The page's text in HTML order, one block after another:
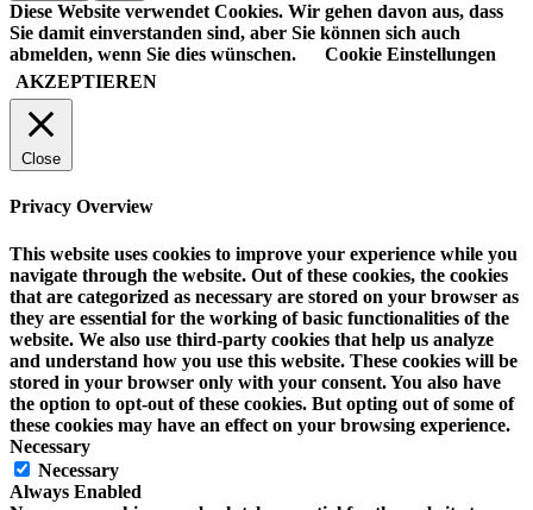
Diese Website verwendet Cookies. Wir gehen davon aus, dass
Sie damit einverstanden sind, aber Sie können sich auch
abmelden, wenn Sie dies wünschen.
Cookie Einstellungen
AKZEPTIEREN
Close
Privacy Overview
This website uses cookies to improve your experience while you
navigate through the website. Out of these cookies, the cookies
that are categorized as necessary are stored on your browser as
they are essential for the working of basic functionalities of the
website. We also use third-party cookies that help us analyze
and understand how you use this website. These cookies will be
stored in your browser only with your consent. You also have
the option to opt-out of these cookies. But opting out of some of
these cookies may have an effect on your browsing experience.
Necessary
Necessary
Always Enabled